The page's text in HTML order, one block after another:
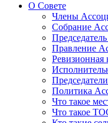
О Совете
Члены
Собрание
Правление
Ревизионная
Политика
Что такое
Что такое